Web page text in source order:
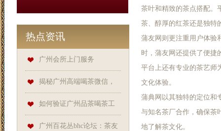
热点资讯
广州会所上门服务
揭秘广州高端喝茶微信，
条友网等平台成关键
如何验证广州品茶喝茶工
作室资质？
广州百花丛bhc论坛：茶友
茶叶和精致的茶点搭配。
茶、醇厚的红茶还是独特
蒲友网则更注重用户体验
时，蒲友网还提供了便捷
平台上还有专业的茶艺师
文化体验。
蒲典网以其独特的定位和
与知名茶厂合作，确保茶
地了解茶文化。